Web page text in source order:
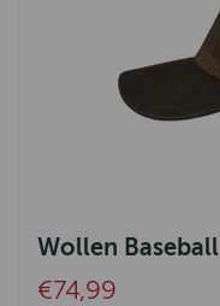
Wollen
€74,99